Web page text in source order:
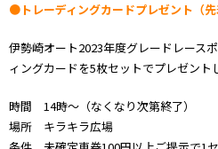
●トレーディングカードプレゼント（先
伊勢崎オート2023年度グレードレース
ィングカードを5枚セットでプレゼント
時間 14時～（なくなり次第終了）
場所 キラキラ広場